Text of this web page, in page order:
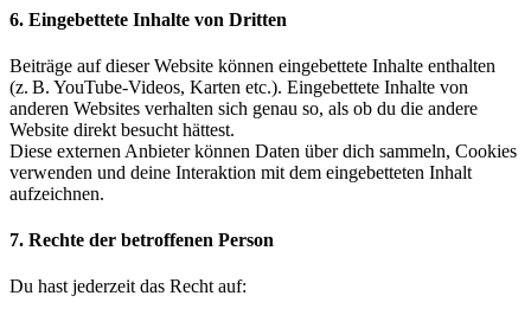
6. Eingebettete Inhalte von Dritten
Beiträge auf dieser Website können eingebettete Inhalte enthalten
(z. B. YouTube-Videos, Karten etc.). Eingebettete Inhalte von
anderen Websites verhalten sich genau so, als ob du die andere
Website direkt besucht hättest.
Diese externen Anbieter können Daten über dich sammeln, Cookies
verwenden und deine Interaktion mit dem eingebetteten Inhalt
aufzeichnen.
7. Rechte der betroffenen Person
Du hast jederzeit das Recht auf: